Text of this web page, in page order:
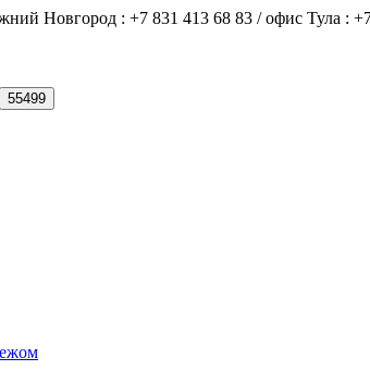
: +7 831 413 68 83 / офис Тула : +7